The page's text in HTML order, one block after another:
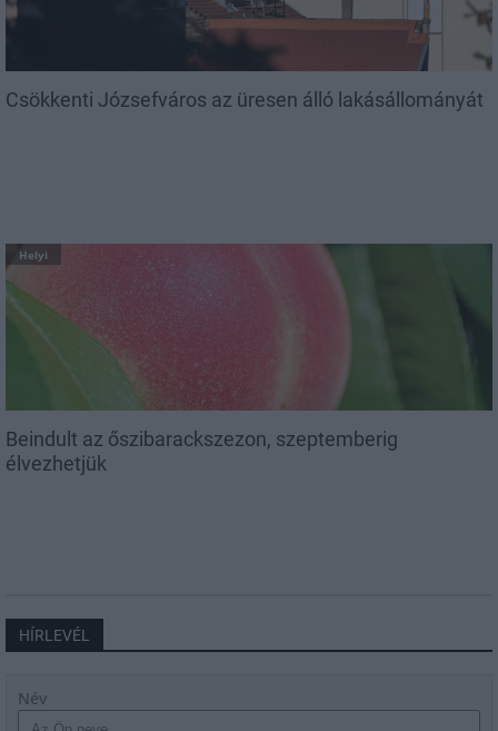
Csökkenti Józsefváros az üresen álló lakásállományát
Helyi
Beindult az őszibarackszezon, szeptemberig
élvezhetjük
HÍRLEVÉL
Név